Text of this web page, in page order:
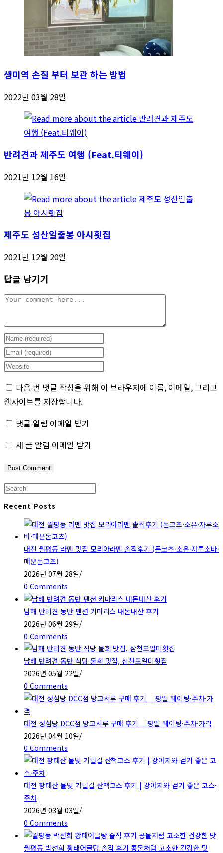
생미역 손질 부터 보관 하는 방법
2022년 03월 28일
반려견과 제주도 여행 (Feat.티웨이)
2021년 12월 16일
제주도 성산일출봉 아시횟집
2021년 12월 20일
답글 남기기
Comment
Enter
your
name
username
to
comment
Enter
your
address
to
comment
Enter
website
URL
(optional)
다음 번 댓글 작성을 위해 이 브라우저에 이름, 이메일, 그리고
웹사이트를 저장합니다.
댓글 알림 이메일 받기
새 글 알림 이메일 받기
Press
close
search
Recent Posts
대전 월평동 라멘 맛집 모리아라멘 솔직후기 (돈코츠·소유·자루소바·
매운돈코츠)
2026년 07월 28일/
0 Comments
남해 반려견 동반 펜션 키마리스 내돈내산 후기
2026년 06월 29일/
0 Comments
남해 반려견 동반 식당 물회 맛집, 삼천포일미횟집
2026년 05월 22일/
0 Comments
대전 성심당 DCC점 망고시루 구매 후기 ｜평일 웨이팅·주차·가격
2026년 04월 10일/
0 Comments
대전 장태산 물빛 거닐길 산책코스 후기 | 강아지와 걷기 좋은 코스·
주차
2026년 03월 03일/
0 Comments
월평동 박선희 황태어글탕 솔직 후기 콩물처럼 고소한 건강한 맛